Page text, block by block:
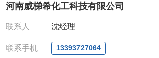
电话 :0371-63377391/13393727064
QQ:3930072831
联系人: 沈晓东(欢迎致电
河南威梯希化工科技有限公司
联系人 沈经理
联系手机 13393727064